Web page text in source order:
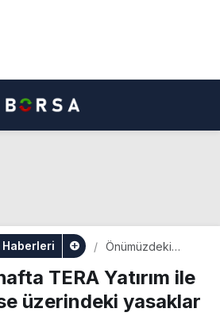
Haberleri
Önümüzdeki
ile birlikte 10 hisse
üzerindeki
yasaklar kalkacak
TERA Yatırım ile
üzerindeki yasaklar